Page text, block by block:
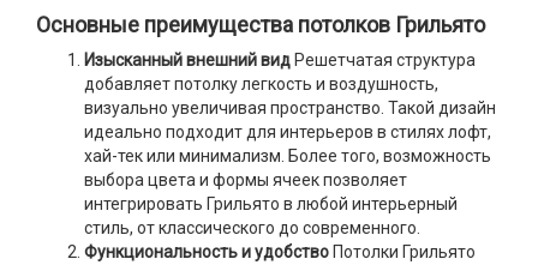
Основные преимущества потолков Грильято
Изысканный внешний вид Решетчатая структура
добавляет потолку легкость и воздушность,
визуально увеличивая пространство. Такой дизайн
идеально подходит для интерьеров в стилях лофт,
хай-тек или минимализм. Более того, возможность
выбора цвета и формы ячеек позволяет
интегрировать Грильято в любой интерьерный
стиль, от классического до современного.
Функциональность и удобство Потолки Грильято